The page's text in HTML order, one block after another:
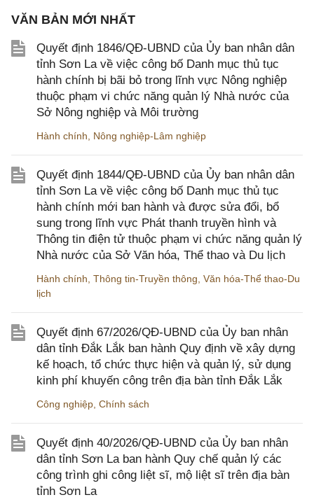
VĂN BẢN MỚI NHẤT
Quyết định 1846/QĐ-UBND của Ủy ban nhân dân
tỉnh Sơn La về việc công bố Danh mục thủ tục
hành chính bị bãi bỏ trong lĩnh vực Nông nghiệp
thuộc phạm vi chức năng quản lý Nhà nước của
Sở Nông nghiệp và Môi trường
Hành chính Nông nghiệp-Lâm nghiệp
Quyết định 1844/QĐ-UBND của Ủy ban nhân dân
tỉnh Sơn La về việc công bố Danh mục thủ tục
hành chính mới ban hành và được sửa đổi, bổ
sung trong lĩnh vực Phát thanh truyền hình và
Thông tin điện tử thuộc phạm vi chức năng quản lý
Nhà nước của Sở Văn hóa, Thể thao và Du lịch
Hành chính Thông tin-Truyền thông Văn hóa-Thể thao-Du
lịch
Quyết định 67/2026/QĐ-UBND của Ủy ban nhân
dân tỉnh Đắk Lắk ban hành Quy định về xây dựng
kế hoạch, tổ chức thực hiện và quản lý, sử dụng
kinh phí khuyến công trên địa bàn tỉnh Đắk Lắk
Công nghiệp Chính sách
Quyết định 40/2026/QĐ-UBND của Ủy ban nhân
dân tỉnh Sơn La ban hành Quy chế quản lý các
công trình ghi công liệt sĩ, mộ liệt sĩ trên địa bàn
tỉnh Sơn La